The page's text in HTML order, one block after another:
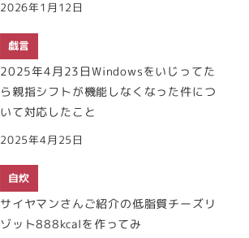
2026年1月12日
戯言
2025年4月23日Windowsをいじってた
ら親指シフトが機能しなくなった件につ
いて対応したこと
2025年4月25日
自炊
サイヤマンさんご紹介の低脂質チーズリ
ゾット888kcalを作ってみ